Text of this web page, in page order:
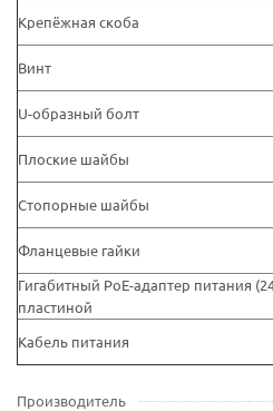
Крепёжная скоба
Винт
U-образный болт
Плоские шайбы
Стопорные шайбы
Фланцевые гайки
Гигабитный PoE-адаптер питания
пластиной
Кабель питания
Производитель